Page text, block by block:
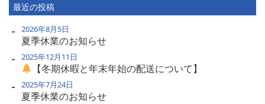
最近の投稿
夏季休業のお知らせ
2026年8月5日
【冬期休暇と年末年始の配送について】
2025年12月11日
夏季休業のお知らせ
2025年7月24日